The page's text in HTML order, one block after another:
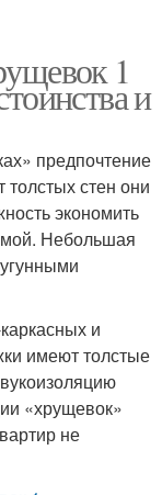
1
и
предпочтение
толстых стен они
экономить
Небольшая
и
имеют толстые
«хрущевок»
не